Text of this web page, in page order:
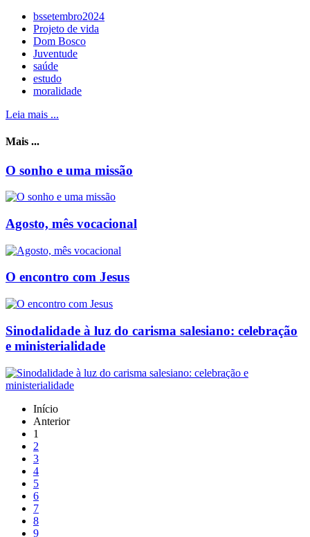
bssetembro2024
Projeto de vida
Dom Bosco
Juventude
saúde
estudo
moralidade
Leia mais ...
Mais ...
O sonho e uma missão
Agosto, mês vocacional
O encontro com Jesus
Sinodalidade à luz do carisma salesiano: celebração
e ministerialidade
Início
Anterior
1
2
3
4
5
6
7
8
9